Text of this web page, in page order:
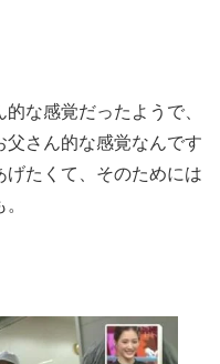
な感覚だったようで、
父さん的な感覚なんです
げたくて、そのためには